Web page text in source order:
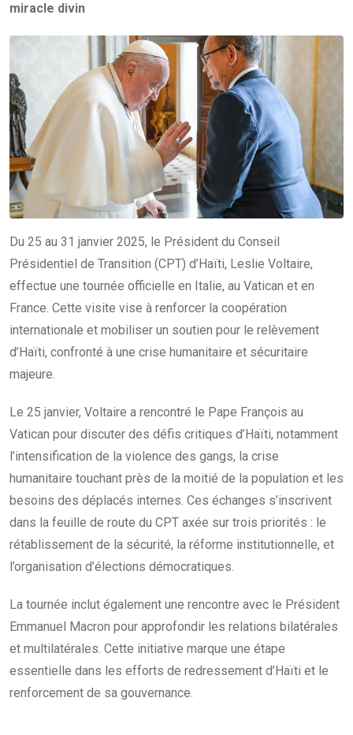
miracle divin
Du 25 au 31 janvier 2025, le Président du Conseil
Présidentiel de Transition (CPT) d’Haïti, Leslie Voltaire,
effectue une tournée officielle en Italie, au Vatican et en
France. Cette visite vise à renforcer la coopération
internationale et mobiliser un soutien pour le relèvement
d’Haïti, confronté à une crise humanitaire et sécuritaire
majeure.
Le 25 janvier, Voltaire a rencontré le Pape François au
Vatican pour discuter des défis critiques d’Haïti, notamment
l’intensification de la violence des gangs, la crise
humanitaire touchant près de la moitié de la population et les
besoins des déplacés internes. Ces échanges s’inscrivent
dans la feuille de route du CPT axée sur trois priorités : le
rétablissement de la sécurité, la réforme institutionnelle, et
l’organisation d’élections démocratiques.
La tournée inclut également une rencontre avec le Président
Emmanuel Macron pour approfondir les relations bilatérales
et multilatérales. Cette initiative marque une étape
essentielle dans les efforts de redressement d’Haïti et le
renforcement de sa gouvernance.